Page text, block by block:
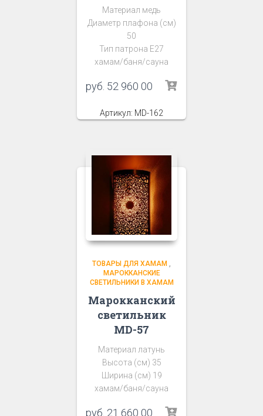
Материал медь
Диаметр плафона (см)
50
Тип патрона Е27
хамам/баня/сауна
руб. 52 960 00
Артикул: MD-162
ТОВАРЫ ДЛЯ ХАМАМ
МАРОККАНСКИЕ
СВЕТИЛЬНИКИ В ХАМАМ
Марокканский
светильник
MD-57
Материал латунь
Высота (см) 35
Ширина (см) 19
хамам/баня/сауна
руб. 21 660 00